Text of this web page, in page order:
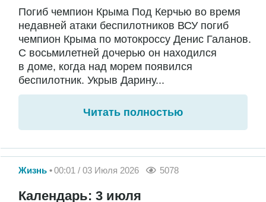
Погиб чемпион Крыма Под Керчью во время
недавней атаки беспилотников ВСУ погиб
чемпион Крыма по мотокроссу Денис Галанов.
С восьмилетней дочерью он находился
в доме, когда над морем появился
беспилотник. Укрыв Дарину...
Читать полностью
Жизнь 00:01 / 03 Июля 2026 5078
Календарь: 3 июля